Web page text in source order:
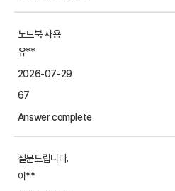
노트북 사용
유**
2026-07-29
67
Answer complete
질문드립니다.
이**